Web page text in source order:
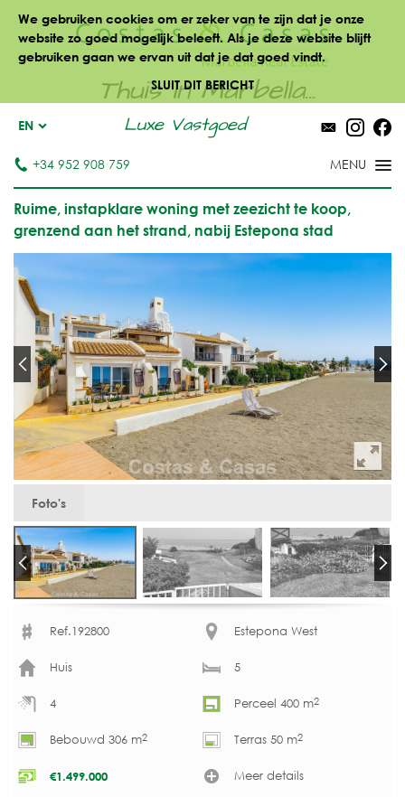
We gebruiken cookies om er zeker van te zijn dat je onze
website zo goed mogelijk beleeft. Als je deze website blijft
gebruiken gaan we ervan uit dat je dat goed vindt.
SLUIT DIT BERICHT
Thuis in Marbella...
Luxe Vastgoed
EN
+34 952 908 759
Ruime, instapklare woning met zeezicht te koop,
grenzend aan het strand, nabij Estepona stad
Foto's
Ref.192800 Estepona West
Huis 5
4 Perceel 400 m2
Bebouwd 306 m2 Terras 50 m2
€1.499.000 Meer details